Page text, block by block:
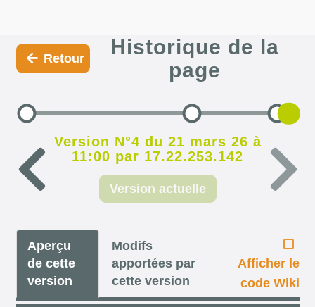
Retour
Historique de la
page
Version N°4 du 21 mars 26 à
11:00 par 17.22.253.142
Version actuelle
Aperçu
de cette
version
Modifs
apportées par
cette version
Afficher le
code Wiki